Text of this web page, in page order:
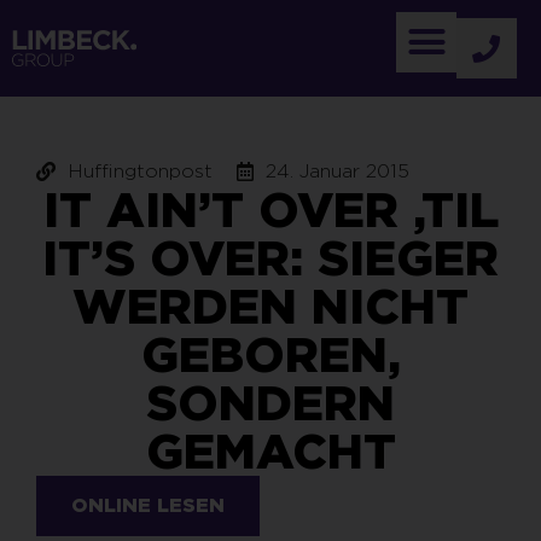
Huffingtonpost 24. Januar 2015
IT AIN’T OVER ‚TIL
IT’S OVER: SIEGER
WERDEN NICHT
GEBOREN,
SONDERN
GEMACHT
ONLINE LESEN